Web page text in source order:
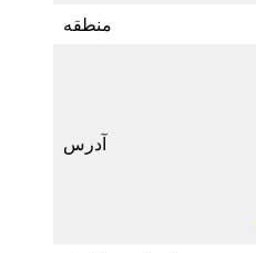
منطقه
آدرس